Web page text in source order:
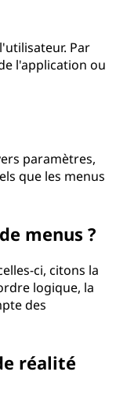
Par
l'application ou
paramètres,
que les menus
menus ?
ci, citons la
logique, la
des
réalité